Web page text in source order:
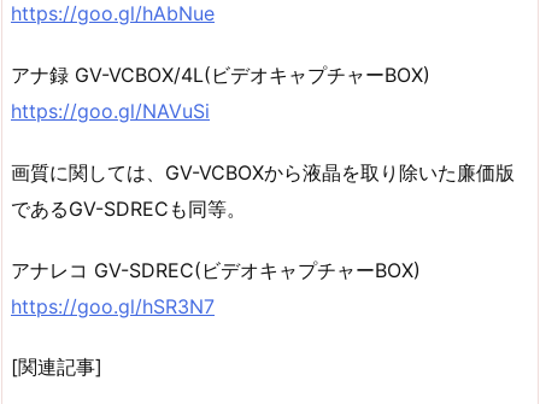
https://goo.gl/hAbNue
アナ録 GV-VCBOX/4L(ビデオキャプチャーBOX)
https://goo.gl/NAVuSi
画質に関しては、GV-VCBOXから液晶を取り除いた廉価版
であるGV-SDRECも同等。
アナレコ GV-SDREC(ビデオキャプチャーBOX)
https://goo.gl/hSR3N7
[関連記事]